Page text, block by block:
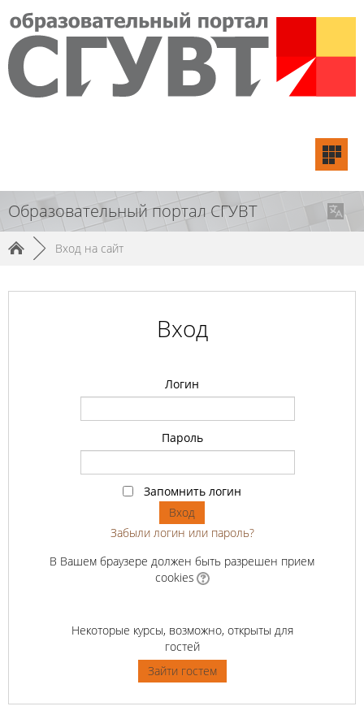
Образовательный портал СГУВТ
► Вход на сайт
Вход
Логин
Пароль
Запомнить логин
Забыли логин или пароль?
В Вашем браузере должен быть разрешен прием
cookies
Некоторые курсы, возможно, открыты для
гостей